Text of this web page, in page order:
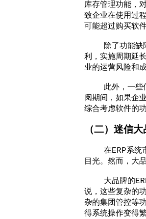
库存管理功能，
致企业在使用过
可能超过购买软
除了功能缺陷
利，实施周期延
业的运营风险和成
此外，一些低
阅期间，如果企
综合考虑软件的
（二）迷信
在ERP系统市
目光。然而，大
大品牌的ERP
说，这些复杂的
杂的集团管控等
得系统操作变得